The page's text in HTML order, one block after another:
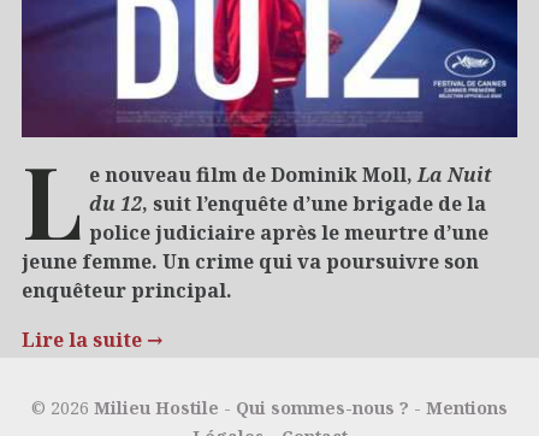
L e nouveau film de Dominik Moll, La Nuit
du 12, suit l’enquête d’une brigade de la
police judiciaire après le meurtre d’une
jeune femme. Un crime qui va poursuivre son
enquêteur principal.
Lire la suite →
12/07/2022 Cinéma et séries
© 2026 Milieu Hostile - Qui sommes-nous ? - Mentions